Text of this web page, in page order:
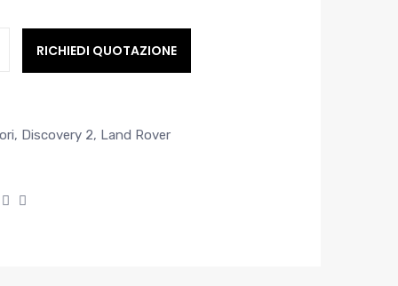
RICHIEDI QUOTAZIONE
, Discovery 2, Land Rover